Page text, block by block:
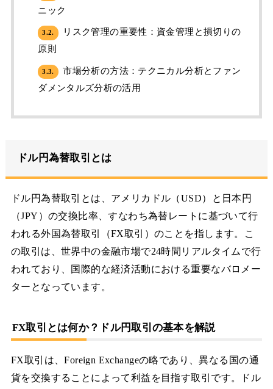
ニック
3.2.
リスク管理の重要性：資金管理と損切りの
原則
3.3.
市場分析の方法：テクニカル分析とファン
ダメンタルズ分析の活用
ドル円為替取引とは
ドル円為替取引とは、アメリカドル（USD）と日本円
（JPY）の交換比率、すなわち為替レートに基づいて行
われる外国為替取引（FX取引）のことを指します。こ
の取引は、世界中の金融市場で24時間リアルタイムで行
われており、国際的な経済活動における重要なバロメー
ターとなっています。
FX取引とは何か？ドル円取引の基本を解説
FX取引は、Foreign Exchangeの略であり、異なる国の通
貨を交換することによって利益を目指す取引です。ドル